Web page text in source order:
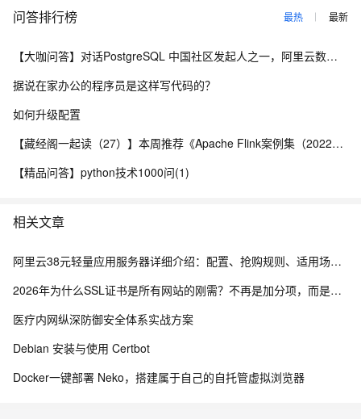
问答排行榜 最热 最新
【大咖问答】对话PostgreSQL 中国社区发起人之一，阿里云数据库高级专家 德哥
据说在家办公的程序员是这样写代码的？
如何升级配置
【藏经阁一起读（27）】本周推荐《Apache Flink案例集（2022版）》，你有哪些心得？
【精品问答】python技术1000问(1)
相关文章
阿里云38元轻量应用服务器详细介绍：配置、抢购规则、适用场景与选购攻略
2026年为什么SSL证书是所有网站的刚需？不再是加分项，而是建站底线
医疗内网纵深防御安全体系实战方案
Debian 安装与使用 Certbot
Docker一键部署 Neko，搭建属于自己的自托管虚拟浏览器